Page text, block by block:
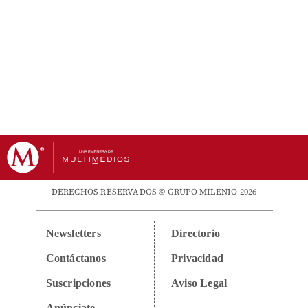
DERECHOS RESERVADOS © GRUPO MILENIO 2026
Newsletters
Contáctanos
Suscripciones
Directorio
Privacidad
Aviso Legal